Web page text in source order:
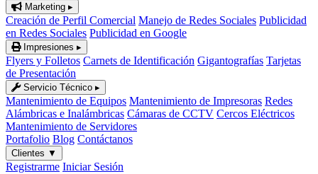
Marketing ▸
Creación de Perfil Comercial Manejo de Redes Sociales Publicidad
en Redes Sociales Publicidad en Google
Impresiones ▸
Flyers y Folletos Carnets de Identificación Gigantografías Tarjetas
de Presentación
Servicio Técnico ▸
Mantenimiento de Equipos Mantenimiento de Impresoras Redes
Alámbricas e Inalámbricas Cámaras de CCTV Cercos Eléctricos
Mantenimiento de Servidores
Portafolio Blog Contáctanos
Clientes ▼
Registrarme Iniciar Sesión